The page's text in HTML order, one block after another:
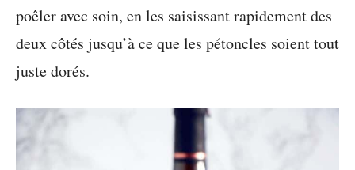
poêler avec soin, en les saisissant rapidement des
deux côtés jusqu’à ce que les pétoncles soient tout
juste dorés.